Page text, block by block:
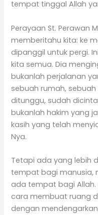
tempat tinggal Allah
Perayaan St. Perawan
memberitahu kita: ke
dipanggil untuk pergi.
kita semua. Dia
bukanlah perjalanan
sebuah rumah,
ditunggu, sudah
bukanlah hakim yang
kasih yang telah
Nya.
Tetapi ada yang lebih
tempat bagi manusia,
ada tempat bagi Allah.
cara membuat ruang
dengan